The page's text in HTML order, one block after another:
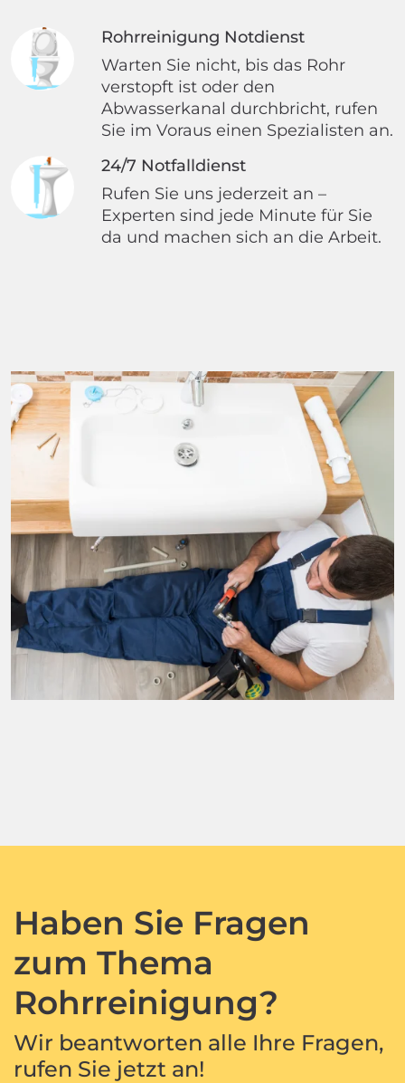
Rohrreinigung Notdienst
Warten Sie nicht, bis das Rohr
verstopft ist oder den
Abwasserkanal durchbricht, rufen
Sie im Voraus einen Spezialisten an.
24/7 Notfalldienst
Rufen Sie uns jederzeit an –
Experten sind jede Minute für Sie
da und machen sich an die Arbeit.
Haben Sie Fragen
zum Thema
Rohrreinigung?
Wir beantworten alle Ihre Fragen,
rufen Sie jetzt an!